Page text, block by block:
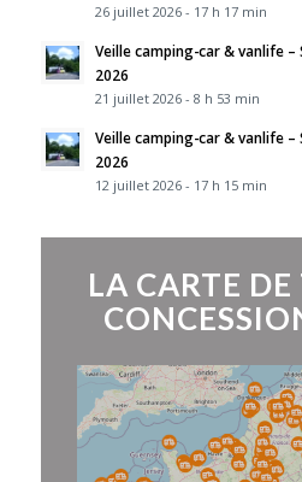
26 juillet 2026 - 17 h 17 min
Veille camping-car & vanlife –
2026
21 juillet 2026 - 8 h 53 min
Veille camping-car & vanlife –
2026
12 juillet 2026 - 17 h 15 min
LA CARTE DE